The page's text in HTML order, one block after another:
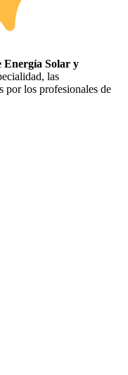
Energía Solar y
las
por los profesionales de